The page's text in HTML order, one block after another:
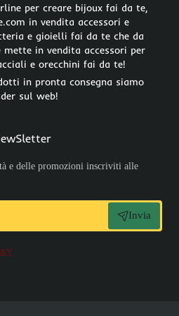
per creare bijoux fai da te,
in vendita accessori e
e gioielli fai da te che da
in vendita accessori per
e orecchini fai da te!
in pronta consegna siamo
sul web!
e delle promozioni inscriviti alle
Invia